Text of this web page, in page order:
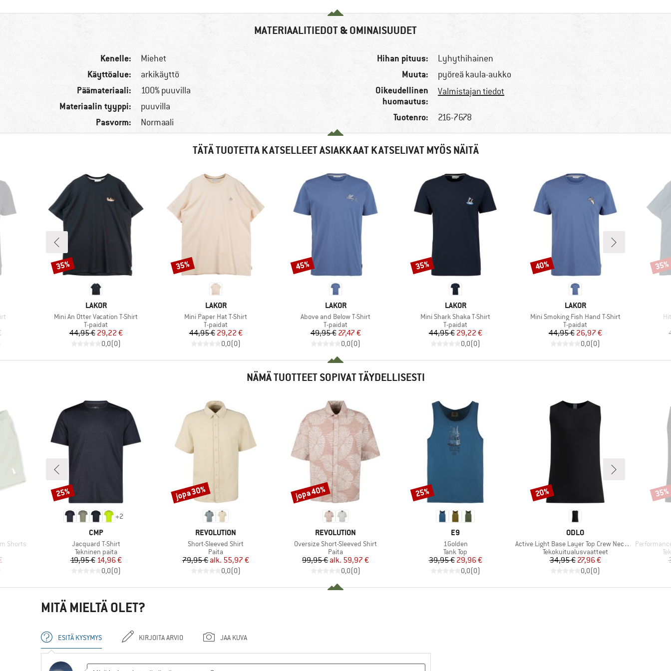
MATERIAALITIEDOT & OMINAISUUDET
Kenelle: Miehet
Käyttöalue: arkikäyttö
Päämateriaali: 100% puuvilla
Materiaalin tyyppi: puuvilla
Pasvorm: Normaali
Hihan pituus: Lyhythihainen
Muuta: pyöreä kaula-aukko
Oikeudellinen
huomautus:
Valmistajan tiedot
Tuotenro: 216-7678
TÄTÄ TUOTETTA KATSELLEET ASIAKKAAT KATSELIVAT MYÖS NÄITÄ
hinta
MERKKI
LAKOR
Tuote
Mini An Otter Vacation T-Shirt
Tuoteryhmä
T-paidat
Hinta
44,95 €Alennettu hinta
29,22 €
0,0(0)
Alennus
35%
MERKKI
LAKOR
Tuote
Mini Paper Hat T-Shirt
Tuoteryhmä
T-paidat
Hinta
44,95 €Alennettu hinta
29,22 €
0,0(0)
Alennus
35%
MERKKI
LAKOR
Tuote
Above and Below T-Shirt
Tuoteryhmä
T-paidat
Hinta
49,95 €Alennettu hinta
27,47 €
0,0(0)
Alennus
45%
MERKKI
LAKOR
Tuote
Mini Shark Shaka T-Shirt
Tuoteryhmä
T-paidat
Hinta
44,95 €Alennettu hinta
29,22 €
0,0(0)
Alennus
35%
MERKKI
LAKOR
Tuote
Mini Smoking Fish Hand T-Shirt
Tuoteryhmä
T-paidat
Hinta
44,95 €Alennettu hinta
26,97 €
0,0(0)
Alennus
40% 35%
NÄMÄ TUOTTEET SOPIVAT TÄYDELLISESTI
Shorts
hinta
+2
MERKKI
CMP
Tuote
Jacquard T-Shirt
Tuoteryhmä
Tekninen paita
Hinta
19,95 €Alennettu hinta
14,96 €
0,0(0)
Alennus
25%
MERKKI
REVOLUTION
Tuote
Short-Sleeved Shirt
Tuoteryhmä
Paita
Hinta
79,95 € Alennettu hinta
alk. 55,97 €
0,0(0)
Alennus
jopa 30%
MERKKI
REVOLUTION
Tuote
Oversize Short-Sleeved Shirt
Tuoteryhmä
Paita
Hinta
99,95 € Alennettu hinta
alk. 59,97 €
0,0(0)
Alennus
jopa 40%
MERKKI
E9
Tuote
1Golden
Tuoteryhmä
Tank Top
Hinta
39,95 €Alennettu hinta
29,96 €
0,0(0)
Alennus
25%
MERKKI
ODLO
Tuote
Active Light Base Layer Top Crew Neck Singlet
Tuoteryhmä
Tekokuitualusvaatteet
Hinta
34,95 €Alennettu hinta
27,96 €
0,0(0)
Alennus
20%
Tuote
Performance
35%
MITÄ MIELTÄ OLET?
ESITÄ KYSYMYS KIRJOITA ARVIO JAA KUVA